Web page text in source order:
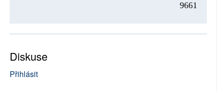
9661
Diskuse
Přihlásit